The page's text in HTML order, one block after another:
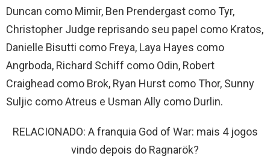
Duncan como Mimir, Ben Prendergast como Tyr,
Christopher Judge reprisando seu papel como Kratos,
Danielle Bisutti como Freya, Laya Hayes como
Angrboda, Richard Schiff como Odin, Robert
Craighead como Brok, Ryan Hurst como Thor, Sunny
Suljic como Atreus e Usman Ally como Durlin.
RELACIONADO: A franquia God of War: mais 4 jogos
vindo depois do Ragnarök?